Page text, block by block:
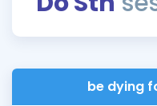
Blog
İngilizce Gramer
be dying